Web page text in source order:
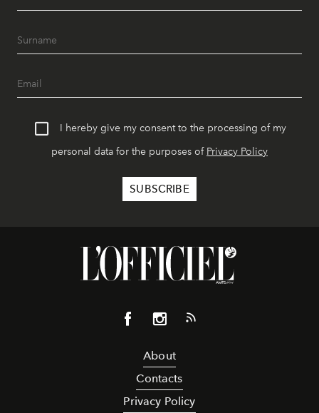
I hereby give my consent to the processing of my
personal data for the purposes of Privacy Policy
About
Contacts
Privacy Policy